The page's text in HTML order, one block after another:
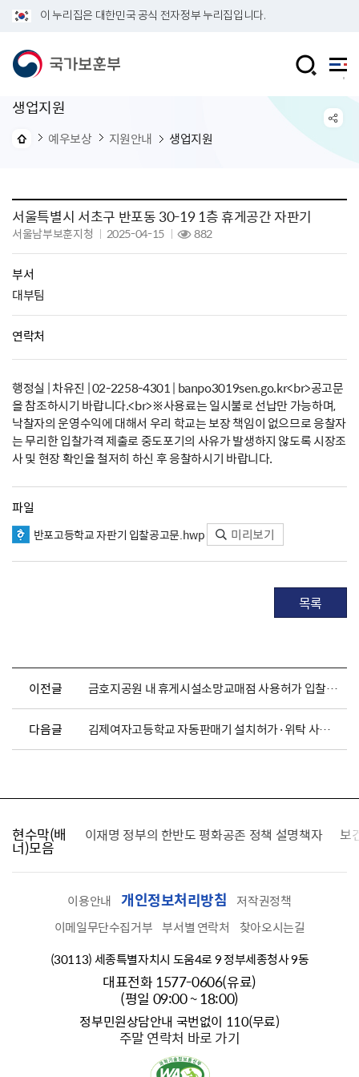
이 누리집은 대한민국 공식 전자정부 누리집입니다.
생업지원
예우보상 지원안내 생업지원
서울특별시 서초구 반포동 30-19 1층 휴게공간 자판기
서울남부보훈지청 2025-04-15 882
부서
대부팀
연락처
행정실 | 차유진 | 02-2258-4301 | banpo3019sen.go.kr<br>공고문
을 참조하시기 바랍니다.<br>※사용료는 일시불로 선납만 가능하며,
낙찰자의 운영수익에 대해서 우리 학교는 보장 책임이 없으므로 응찰자
는 무리한 입찰가격 제출로 중도포기의 사유가 발생하지 않도록 시장조
사 및 현장 확인을 철저히 하신 후 응찰하시기 바랍니다.
파일
반포고등학교 자판기 입찰공고문.hwp 미리보기
목록
이전글 금호지공원 내 휴게시설소망교매점 사용허가 입찰 공고5차
다음글 김제여자고등학교 자동판매기 설치허가·위탁 사전공고
현수막(배
너)모음
찾습니다 이재명 정부의 한반도 평화공존 정책 설명책자 보
이용안내 개인정보처리방침
저작권정책
이메일무단수집거부 부서별 연락처
찾아오시는길
(30113) 세종특별자치시 도움4로 9 정부세종청사 9동
대표전화 1577-0606(유료)
(평일 09:00 ~ 18:00)
정부민원상담안내 국번없이 110(무료)
주말 연락처 바로 가기